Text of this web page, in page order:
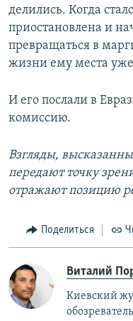
делились. Когда
приостановлена и
превращаться в
жизни ему места
И его послали в
комиссию.
Взгляды,
передают точку
отражают позицию
Поделиться
Виталий
Киевский
обозреватель